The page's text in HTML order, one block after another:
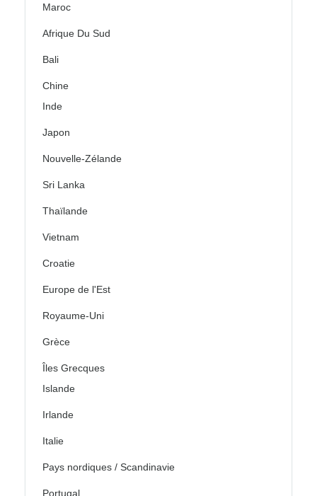
Maroc
Afrique Du Sud
Bali
Chine
Inde
Japon
Nouvelle-Zélande
Sri Lanka
Thaïlande
Vietnam
Croatie
Europe de l'Est
Royaume-Uni
Grèce
Îles Grecques
Islande
Irlande
Italie
Pays nordiques / Scandinavie
Portugal